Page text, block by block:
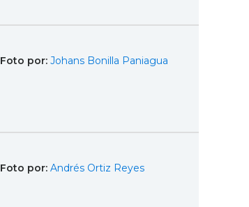
Foto por: Johans Bonilla Paniagua
Foto por: Andrés Ortiz Reyes